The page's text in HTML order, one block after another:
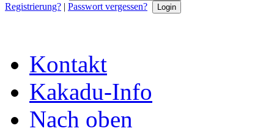
Registrierung? | Passwort vergessen?
Kontakt
Kakadu-Info
Nach oben